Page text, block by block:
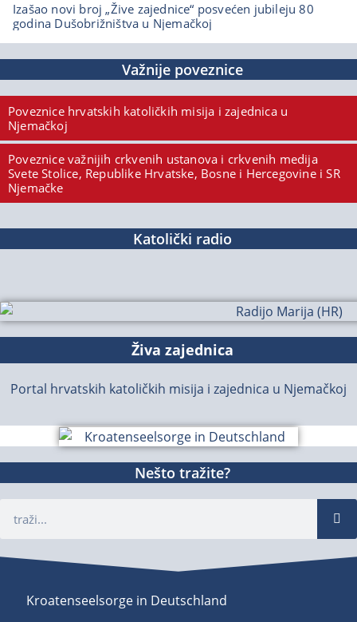
Izašao novi broj „Žive zajednice“ posvećen jubileju 80
godina Dušobrižništva u Njemačkoj
Važnije poveznice
Poveznice hrvatskih katoličkih misija i zajednica u
Njemačkoj
Poveznice važnijih crkvenih ustanova i crkvenih medija
Svete Stolice, Republike Hrvatske, Bosne i Hercegovine i SR
Njemačke
Katolički radio
Živa zajednica
Portal hrvatskih katoličkih misija i zajednica u Njemačkoj
Nešto tražite?
Kroatenseelsorge in Deutschland